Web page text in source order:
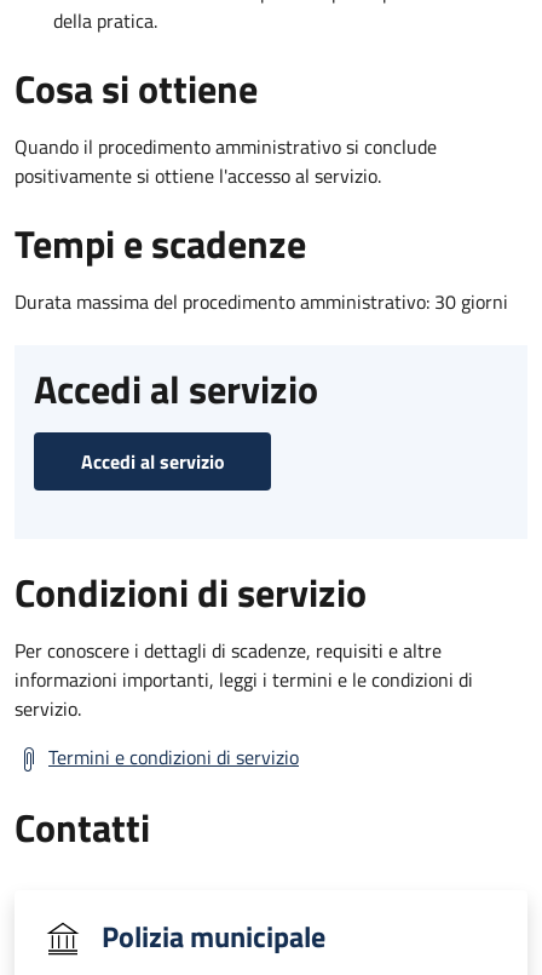
della pratica.
Cosa si ottiene
Quando il procedimento amministrativo si conclude
positivamente si ottiene l'accesso al servizio.
Tempi e scadenze
Durata massima del procedimento amministrativo: 30 giorni
Accedi al servizio
Accedi al servizio
Condizioni di servizio
Per conoscere i dettagli di scadenze, requisiti e altre
informazioni importanti, leggi i termini e le condizioni di
servizio.
Termini e condizioni di servizio
Contatti
Polizia municipale